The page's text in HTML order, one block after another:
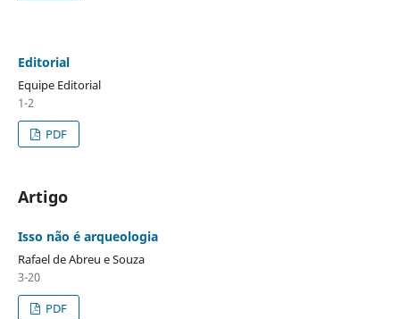
Editorial
Equipe Editorial
1-2
PDF
Artigo
Isso não é arqueologia
Rafael de Abreu e Souza
3-20
PDF